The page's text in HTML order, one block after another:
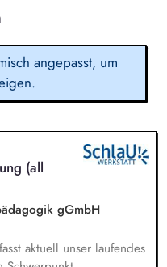
angepasst, um
(all
gGmbH
aktuell unser laufendes